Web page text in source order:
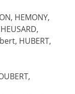
HEMONY,
HUBERT,